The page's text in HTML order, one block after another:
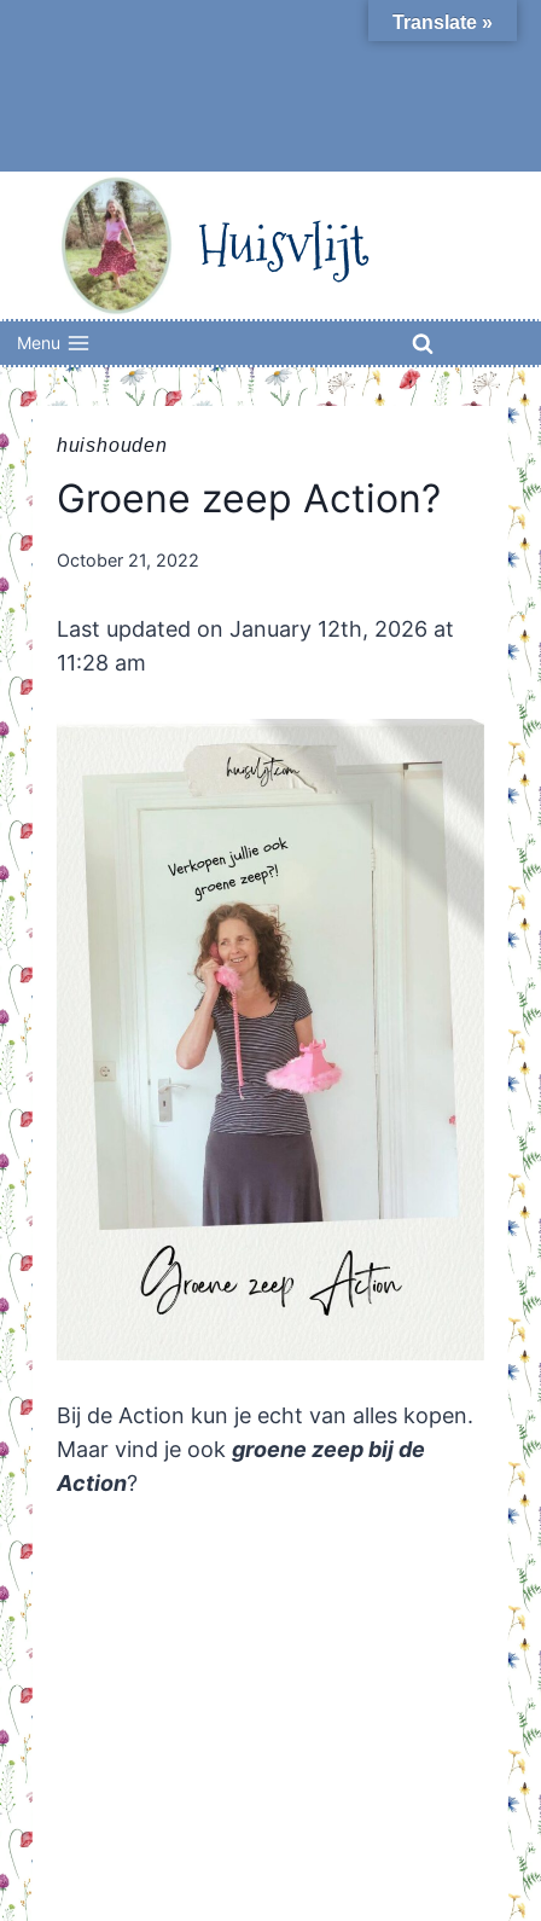
Huisvlijt
Menu
huishouden
Groene zeep Action?
By
October 21, 2022
Last updated on January 12th, 2026 at
11:28 am
Bij de Action kun je echt van alles kopen.
Maar vind je ook groene zeep bij de
Action?
Translate »